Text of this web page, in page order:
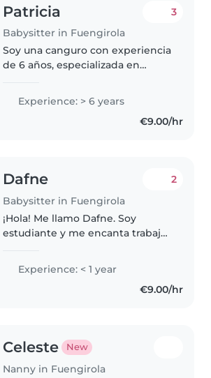
Patricia
Babysitter in Fuengirola
3
Soy una canguro con experiencia
de 6 años, especializada en
primaria y adolescentes. Soy
responsable, deportiva y
creativa. Hablo español e inglés
Experience: > 6 years
€9.00/hr
Dafne
Babysitter in Fuengirola
2
¡Hola! Me llamo Dafne. Soy
estudiante y me encanta trabajar
oportunidades como canguro.
Soy responsable, paciente y
divertida, y me adapto a las
Experience: < 1 year
€9.00/hr
Celeste New
Nanny in Fuengirola